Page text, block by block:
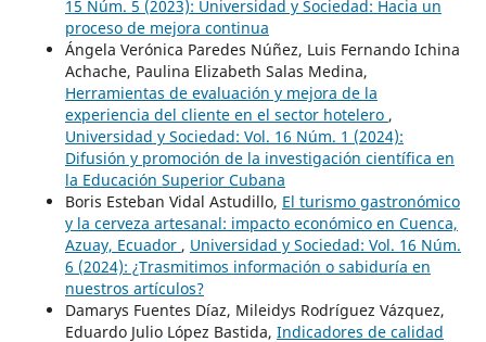
15 Núm. 5 (2023): Universidad y Sociedad: Hacia un
proceso de mejora continua
Ángela Verónica Paredes Núñez, Luis Fernando Ichina
Achache, Paulina Elizabeth Salas Medina,
Herramientas de evaluación y mejora de la
experiencia del cliente en el sector hotelero ,
Universidad y Sociedad: Vol. 16 Núm. 1 (2024):
Difusión y promoción de la investigación científica en
la Educación Superior Cubana
Boris Esteban Vidal Astudillo, El turismo gastronómico
y la cerveza artesanal: impacto económico en Cuenca,
Azuay, Ecuador , Universidad y Sociedad: Vol. 16 Núm.
6 (2024): ¿Trasmitimos información o sabiduría en
nuestros artículos?
Damarys Fuentes Díaz, Mileidys Rodríguez Vázquez,
Eduardo Julio López Bastida, Indicadores de calidad